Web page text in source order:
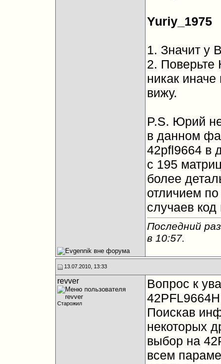
Yuriy_1975
1. Значит у
2. Поверьте
никак иначе
вижу.
P.S. Юрий
в данном
42pfl9664 в
с 195
более
отличием
случаев
Последний
в 10:57.
13.07.2010, 13:33
revver
Старожил
Вопрос к
Поискав
некоторых
выбор на
всем